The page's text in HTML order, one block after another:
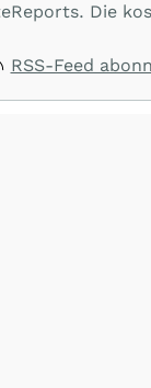
Die
.
RSS-Feed